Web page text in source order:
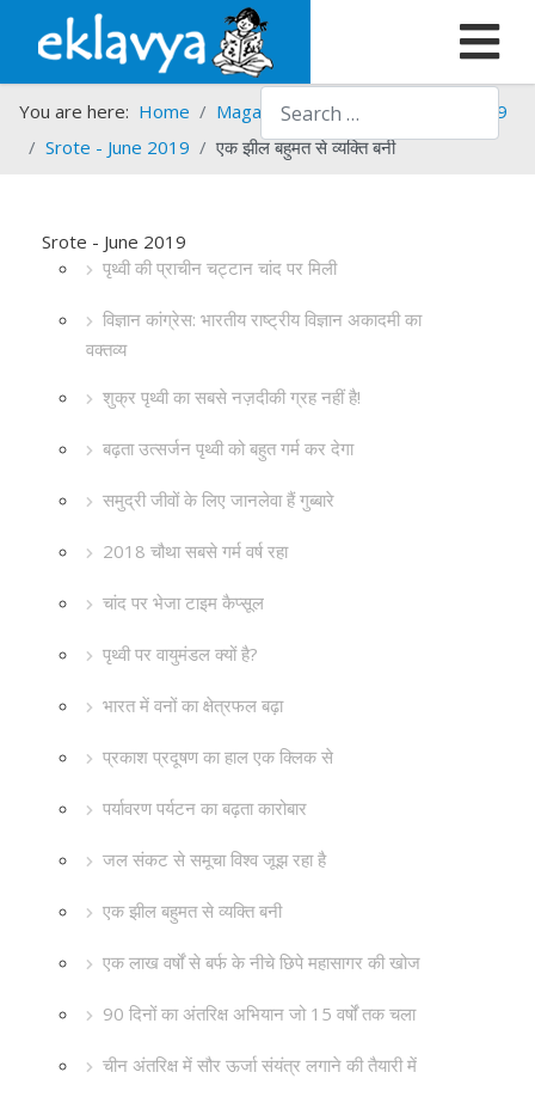
Search
You are here: Home Magazines Srote
Srote - 2019
Srote - June 2019
एक झील बहुमत से व्यक्ति बनी
Srote - June 2019
पृथ्वी की प्राचीन चट्टान चांद पर मिली
विज्ञान कांग्रेस: भारतीय राष्ट्रीय विज्ञान अकादमी का
वक्तव्य
शुक्र पृथ्वी का सबसे नज़दीकी ग्रह नहीं है!
बढ़ता उत्सर्जन पृथ्वी को बहुत गर्म कर देगा
समुद्री जीवों के लिए जानलेवा हैं गुब्बारे
2018 चौथा सबसे गर्म वर्ष रहा
चांद पर भेजा टाइम कैप्सूल
पृथ्वी पर वायुमंडल क्यों है?
भारत में वनों का क्षेत्रफल बढ़ा
प्रकाश प्रदूषण का हाल एक क्लिक से
पर्यावरण पर्यटन का बढ़ता कारोबार
जल संकट से समूचा विश्व जूझ रहा है
एक झील बहुमत से व्यक्ति बनी
एक लाख वर्षों से बर्फ के नीचे छिपे महासागर की खोज
90 दिनों का अंतरिक्ष अभियान जो 15 वर्षों तक चला
चीन अंतरिक्ष में सौर ऊर्जा संयंत्र लगाने की तैयारी में